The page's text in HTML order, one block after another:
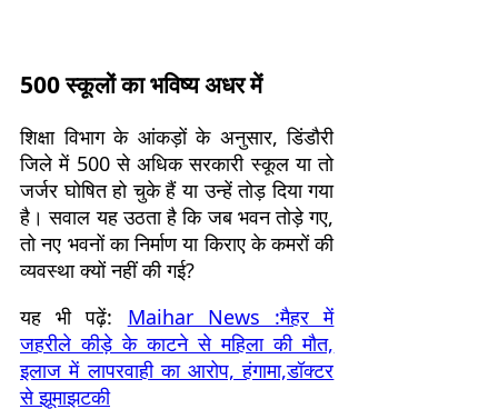
500 स्कूलों का भविष्य अधर में
शिक्षा विभाग के आंकड़ों के अनुसार, डिंडौरी
जिले में 500 से अधिक सरकारी स्कूल या तो
जर्जर घोषित हो चुके हैं या उन्हें तोड़ दिया गया
है। सवाल यह उठता है कि जब भवन तोड़े गए,
तो नए भवनों का निर्माण या किराए के कमरों की
व्यवस्था क्यों नहीं की गई?
यह भी पढ़ें:
Maihar News :मैहर में
जहरीले कीड़े के काटने से महिला की मौत,
इलाज में लापरवाही का आरोप, हंगामा,डॉक्टर
से झूमाझटकी